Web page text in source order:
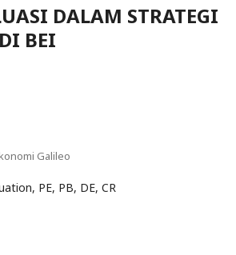
DALAM STRATEGI
BEI
Galileo
PE, PB, DE, CR